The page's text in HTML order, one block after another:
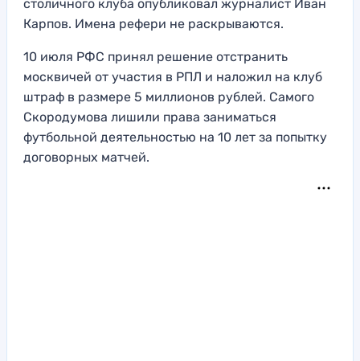
столичного клуба опубликовал журналист Иван
Карпов. Имена рефери не раскрываются.
10 июля РФС принял решение отстранить
москвичей от участия в РПЛ и наложил на клуб
штраф в размере 5 миллионов рублей. Самого
Скородумова лишили права заниматься
футбольной деятельностью на 10 лет за попытку
договорных матчей.